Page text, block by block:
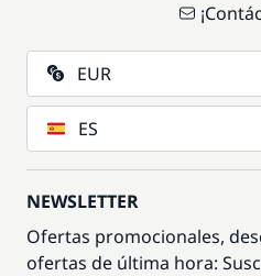
EUR
ES
NEWSLETTER
Ofertas promocionales,
ofertas de última hora: